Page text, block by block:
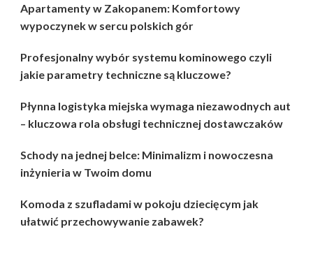
Apartamenty w Zakopanem: Komfortowy
wypoczynek w sercu polskich gór
Profesjonalny wybór systemu kominowego czyli
jakie parametry techniczne są kluczowe?
Płynna logistyka miejska wymaga niezawodnych aut
– kluczowa rola obsługi technicznej dostawczaków
Schody na jednej belce: Minimalizm i nowoczesna
inżynieria w Twoim domu
Komoda z szufladami w pokoju dziecięcym jak
ułatwić przechowywanie zabawek?